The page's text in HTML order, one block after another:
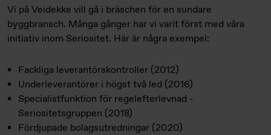
Vi på Veidekke vill gå i bräschen för en sundare
byggbransch. Många gånger har vi varit först med våra
initiativ inom Seriositet. Här är några exempel:
Fackliga leverantörskontroller (2012)
Underleverantörer i högst två led (2016)
Specialistfunktion för regelefterlevnad -
Seriositetsgruppen (2018)
Fördjupade bolagsutredningar (2020)